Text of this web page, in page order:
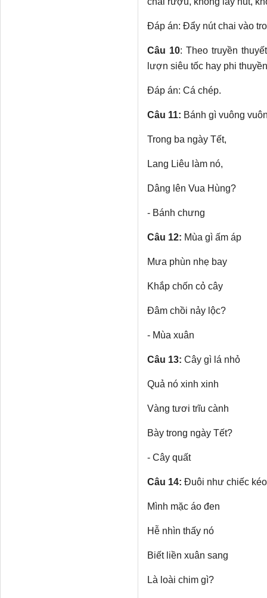
Đáp án: Đẩy nút chai vào
Câu 10: Theo truyền
lượn siêu tốc hay phi
Đáp án: Cá chép.
Câu 11: Bánh gì vuông
Trong ba ngày Tết,
Lang Liêu làm nó,
Dâng lên Vua Hùng?
- Bánh chưng
Câu 12: Mùa gì ấm áp
Mưa phùn nhẹ bay
Khắp chốn cỏ cây
Đâm chồi nảy lộc?
- Mùa xuân
Câu 13: Cây gì lá nhỏ
Quả nó xinh xinh
Vàng tươi trĩu cành
Bày trong ngày Tết?
- Cây quất
Câu 14: Đuôi như chiếc kéo
Mình mặc áo đen
Hễ nhìn thấy nó
Biết liền xuân sang
Là loài chim gì?